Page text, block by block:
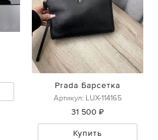
Prada Барсетка
Артикул: LUX-114165
31 500 ₽
Купить